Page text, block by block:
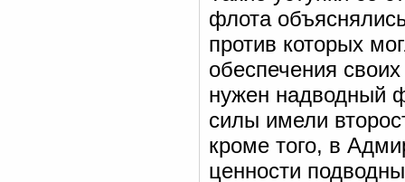
флота
против которых
обеспечения
нужен надводный
силы имели
кроме того, в
ценности